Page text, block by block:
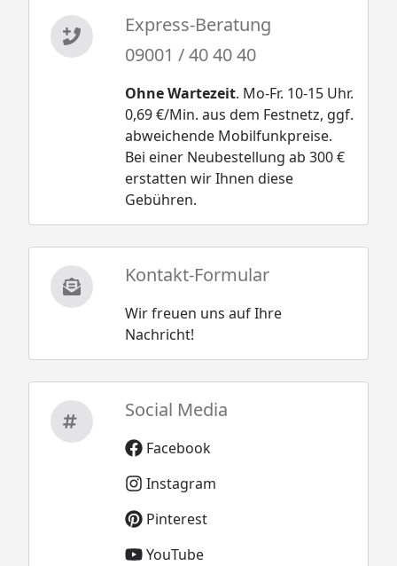
Express-Beratung
09001 / 40 40 40
Ohne Wartezeit. Mo-Fr. 10-15 Uhr.
0,69 €/Min. aus dem Festnetz, ggf.
abweichende Mobilfunkpreise.
Bei einer Neubestellung ab 300 €
erstatten wir Ihnen diese
Gebühren.
Kontakt-Formular
Wir freuen uns auf Ihre
Nachricht!
Social Media
Facebook
Instagram
Pinterest
YouTube